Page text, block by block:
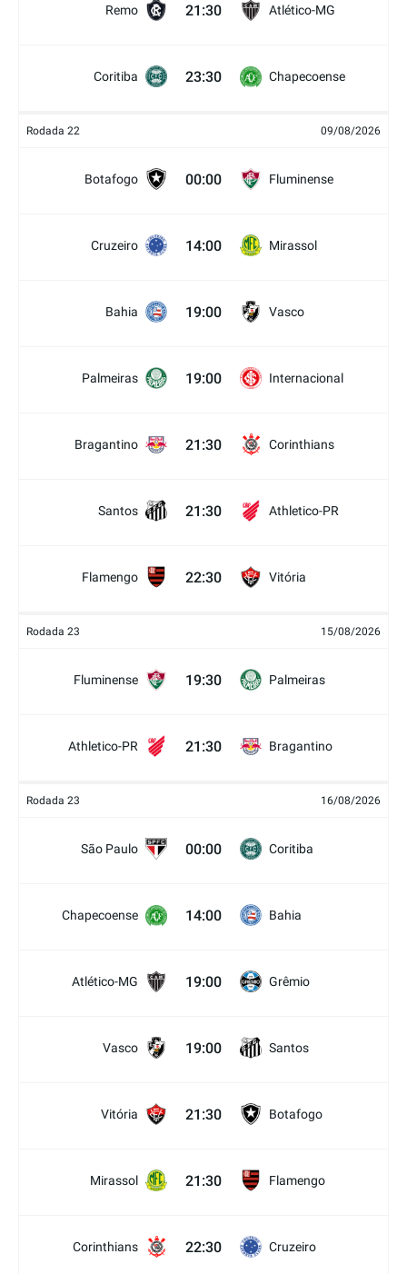
Remo 21:30 Atlético-MG
Coritiba 23:30 Chapecoense
Rodada 22 09/08/2026
Botafogo 00:00 Fluminense
Cruzeiro 14:00 Mirassol
Bahia 19:00 Vasco
Palmeiras 19:00 Internacional
Bragantino 21:30 Corinthians
Santos 21:30 Athletico-PR
Flamengo 22:30 Vitória
Rodada 23 15/08/2026
Fluminense 19:30 Palmeiras
Athletico-PR 21:30 Bragantino
Rodada 23 16/08/2026
São Paulo 00:00 Coritiba
Chapecoense 14:00 Bahia
Atlético-MG 19:00 Grêmio
Vasco 19:00 Santos
Vitória 21:30 Botafogo
Mirassol 21:30 Flamengo
Corinthians 22:30 Cruzeiro